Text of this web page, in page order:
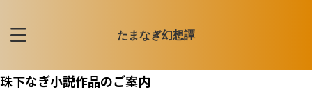
たまなぎ幻想譚
珠下なぎ小説作品のご案内